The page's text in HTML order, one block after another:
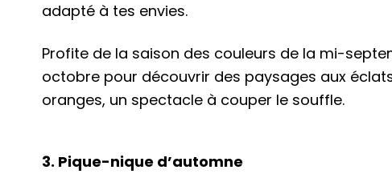
adapté à tes envies.
Profite de la saison des couleurs de la mi-
octobre pour découvrir des paysages aux
oranges, un spectacle à couper le souffle.
3. Pique-nique d’automne